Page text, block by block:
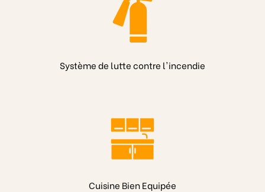
Système de lutte contre l'incendie
Cuisine Bien Equipée